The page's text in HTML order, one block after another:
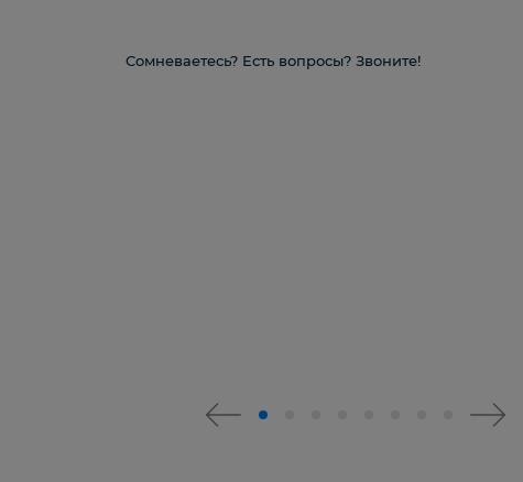
Сомневаетесь? Есть вопросы? Звоните!